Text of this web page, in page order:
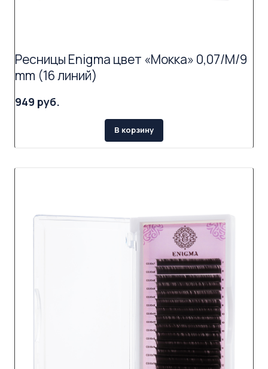
Ресницы Enigma цвет «Мокка» 0,07/M/9
mm (16 линий)
949 руб.
В корзину